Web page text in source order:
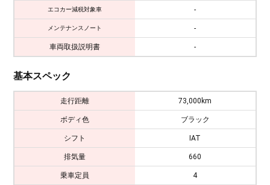
エコカー減税対象車 -
メンテナンスノート -
車両取扱説明書 -
基本スペック
走行距離 73,000km
ボディ色 ブラック
シフト IAT
排気量 660
乗車定員 4